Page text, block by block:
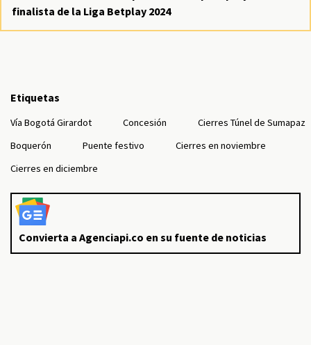
finalista de la Liga Betplay 2024
Etiquetas
Vía Bogotá Girardot Concesión
Cierres Túnel de Sumapaz
Boquerón
Puente festivo
Cierres en noviembre
Cierres en diciembre
Convierta a Agenciapi.co en su fuente de noticias